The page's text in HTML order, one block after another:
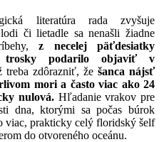
literatúra rada zvyšuje
či lietadle sa nenašli žiadne
z necelej päťdesiatky
trosky podarilo objaviť v
treba zdôrazniť, že šanca nájsť
mori a často viac ako 24
nulová.Hľadanie vrakov pre
dna, ktorými sa počas búrok
viac, prakticky celý floridský šelf
do otvoreného oceánu.